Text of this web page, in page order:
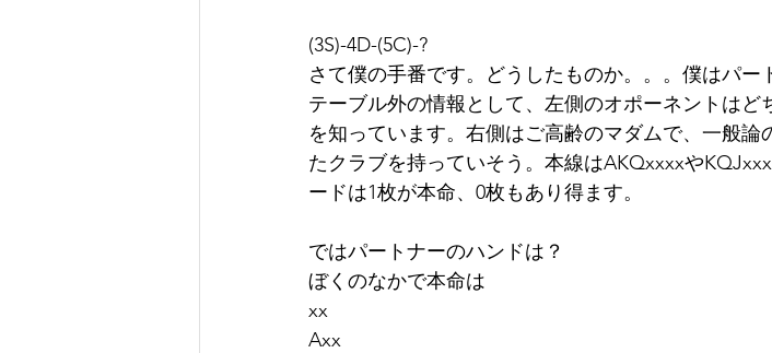
(3S)-4D-(5C)-?
さて僕の手番です。どうしたものか。。。僕はパー
テーブル外の情報として、左側のオポーネントはど
を知っています。右側はご高齢のマダムで、一般
たクラブを持っていそう。本線はAKQxxxxや
ードは1枚が本命、0枚もあり得ます。
ではパートナーのハンドは？
ぼくのなかで本命は
xx
Axx